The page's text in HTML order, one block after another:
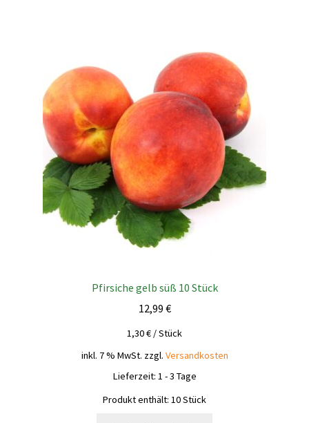
Pfirsiche gelb süß 10 Stück
12,99 €
1,30€ /Stück
inkl. 7 % MwSt. zzgl. Versandkosten
Lieferzeit: 1 - 3 Tage
Produkt enthält: 10Stück